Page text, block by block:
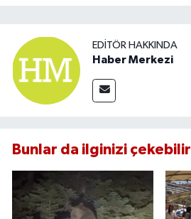
EDITÖR HAKKINDA
Haber Merkezi
Bunlar da ilginizi çekebilir